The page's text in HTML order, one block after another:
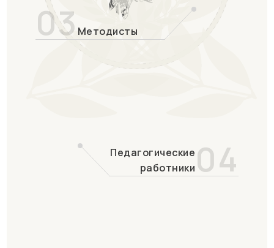
03 Методисты
Педагогические
работники 04